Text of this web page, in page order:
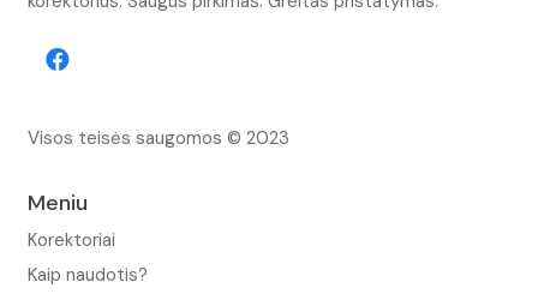
Visos teisės saugomos © 2023
Meniu
Korektoriai
Kaip naudotis?